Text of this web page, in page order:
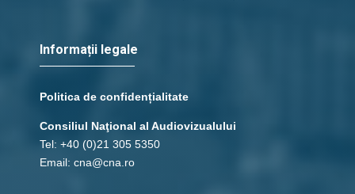
Informații legale
Politica de confidențialitate
Consiliul Naţional al Audiovizualului
Tel: +40 (0)21 305 5350
Email: cna@cna.ro